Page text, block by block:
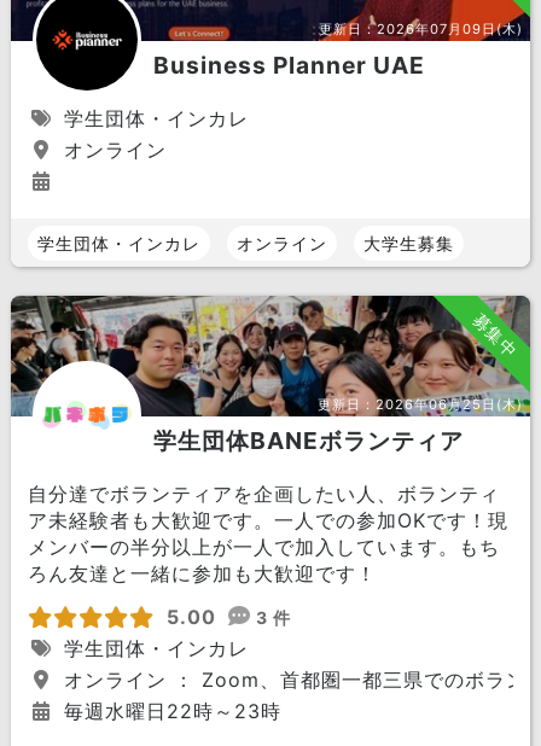
更新日：2026年07月09日(木)
Business Planner UAE
学生団体・インカレ
オンライン
学生団体・インカレ オンライン 大学生募集
募集中
更新日：2026年06月25日(木)
学生団体BANEボランティア
自分達でボランティアを企画したい人、ボランティ
ア未経験者も大歓迎です。一人での参加OKです！現
メンバーの半分以上が一人で加入しています。もち
ろん友達と一緒に参加も大歓迎です！
5.00
3 件
学生団体・インカレ
オンライン ： Zoom、首都圏一都三県でのボラン
毎週水曜日22時～23時